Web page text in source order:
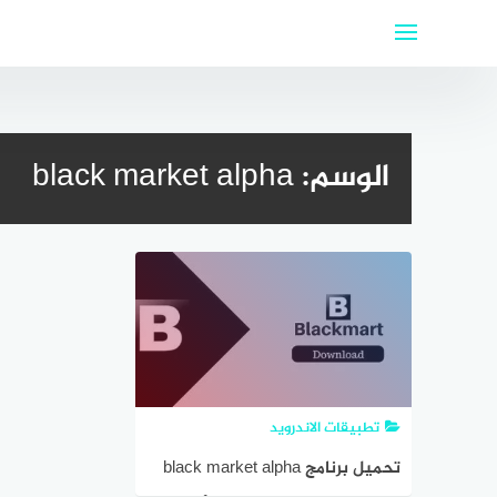
الوسم:black market alpha
تطبيقات الاندرويد
تحميل برنامج black market alpha